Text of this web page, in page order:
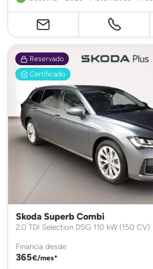
Reservado
Certificado
Skoda Superb Combi
2.0 TDI Selection DSG 110 kW (150 CV)
Financia desde
365€/mes*